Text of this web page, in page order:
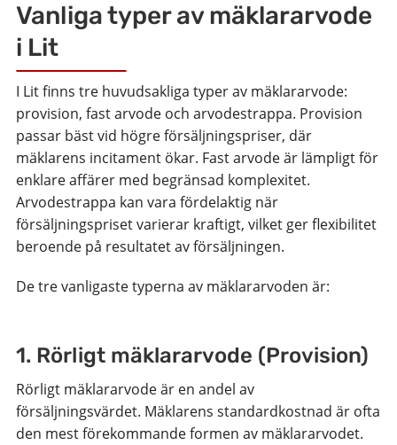
Vanliga typer av mäklararvode
i Lit
I Lit finns tre huvudsakliga typer av mäklararvode:
provision, fast arvode och arvodestrappa. Provision
passar bäst vid högre försäljningspriser, där
mäklarens incitament ökar. Fast arvode är lämpligt för
enklare affärer med begränsad komplexitet.
Arvodestrappa kan vara fördelaktig när
försäljningspriset varierar kraftigt, vilket ger flexibilitet
beroende på resultatet av försäljningen.
De tre vanligaste typerna av mäklararvoden är:
1. Rörligt mäklararvode (Provision)
Rörligt mäklararvode är en andel av
försäljningsvärdet. Mäklarens standardkostnad är ofta
den mest förekommande formen av mäklararvodet.